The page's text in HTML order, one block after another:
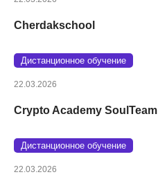
Cherdakschool
Дистанционное обучение
22.03.2026
Crypto Academy SoulTeam
Дистанционное обучение
22.03.2026